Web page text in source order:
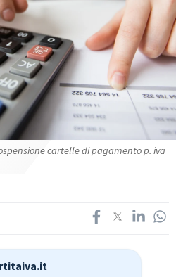
cartelle di pagamento p. iva